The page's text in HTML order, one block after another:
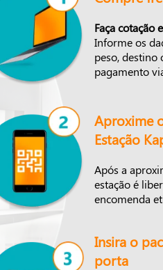
Faça cotação
Informe os
peso, destino
pagamento
Aproxime
Estação
Após a
estação é
encomenda
Insira o
porta